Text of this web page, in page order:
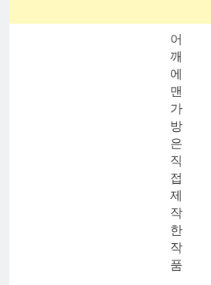
어
깨
에
맨
가
방
은
직
접
제
작
한
작
품